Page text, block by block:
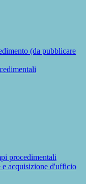
(da pubblicare
procedimentali
acquisizione d'ufficio